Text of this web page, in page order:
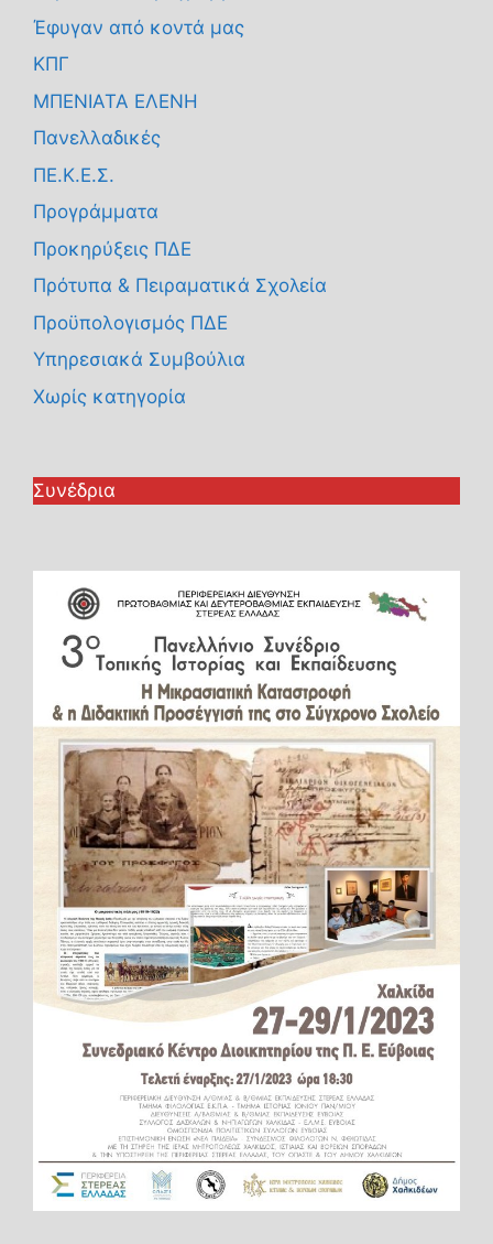
Έφυγαν από κοντά μας
ΚΠΓ
ΜΠΕΝΙΑΤΑ ΕΛΕΝΗ
Πανελλαδικές
ΠΕ.Κ.Ε.Σ.
Προγράμματα
Προκηρύξεις ΠΔΕ
Πρότυπα & Πειραματικά Σχολεία
Προϋπολογισμός ΠΔΕ
Υπηρεσιακά Συμβούλια
Χωρίς κατηγορία
Συνέδρια